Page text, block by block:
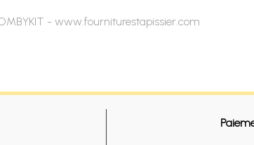
- www.fourniturestapissier.com